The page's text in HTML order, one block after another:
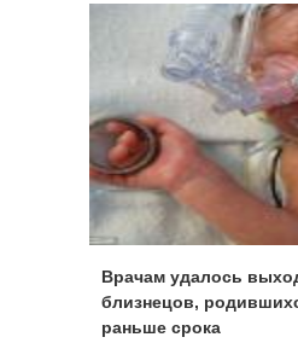
на свет на целых 13
срока. Девочка весила
и акушеры
ребенок вряд ли
верила в лучшее, и
оказались не
окрепший бодрый
домой к Рождеству:
когда малышка, родись
и должна была
Врачам удалось
близнецов,
раньше срока